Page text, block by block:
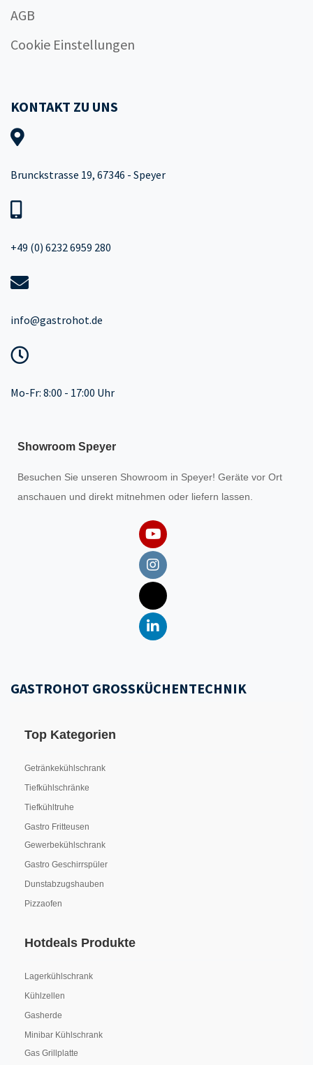
AGB
Cookie Einstellungen
KONTAKT ZU UNS
Brunckstrasse 19, 67346 - Speyer
+49 (0) 6232 6959 280
info@gastrohot.de
Mo-Fr: 8:00 - 17:00 Uhr
Showroom Speyer
Besuchen Sie unseren Showroom in Speyer! Geräte vor Ort
anschauen und direkt mitnehmen oder liefern lassen.
GASTROHOT GROSSKÜCHENTECHNIK
Top Kategorien
Getränkekühlschrank
Tiefkühlschränke
Tiefkühltruhe
Gastro Fritteusen
Gewerbekühlschrank
Gastro Geschirrspüler
Dunstabzugshauben
Pizzaofen
Hotdeals Produkte
Lagerkühlschrank
Kühlzellen
Gasherde
Minibar Kühlschrank
Gas Grillplatte